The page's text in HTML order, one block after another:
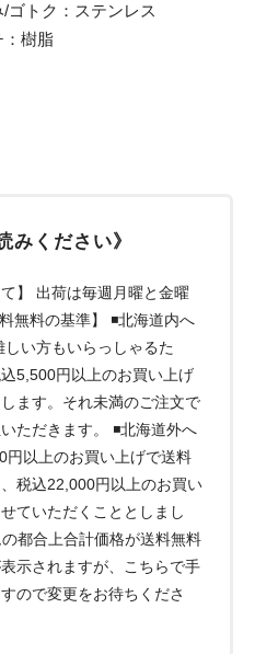
ゴトク：ステンレス
樹脂
みください》
】 出荷は毎週月曜と金曜
無料の基準】 ◾️北海道内へ
い方もいらっしゃるた
5,500円以上のお買い上げ
ます。それ未満のご注文で
ただきます。 ◾️北海道外へ
以上のお買い上げで送料
税込22,000円以上のお買い
ていただくこととしまし
都合上合計価格が送料無料
示されますが、こちらで手
ので変更をお待ちくださ